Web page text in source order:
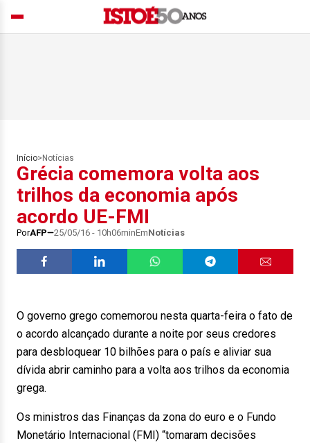
Início> Notícias
Grécia comemora volta aos
trilhos da economia após
acordo UE-FMI
PorAFP 25/05/16 - 10h06minEmNotícias
O governo grego comemorou nesta quarta-feira o fato de
o acordo alcançado durante a noite por seus credores
para desbloquear 10 bilhões para o país e aliviar sua
dívida abrir caminho para a volta aos trilhos da economia
grega.
Os ministros das Finanças da zona do euro e o Fundo
Monetário Internacional (FMI) “tomaram decisões